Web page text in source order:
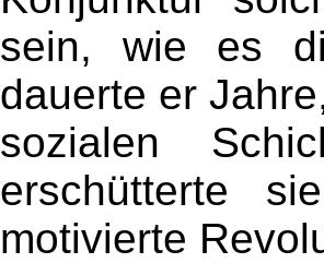
sein, wie es
dauerte er
sozialen
erschütterte
motivierte